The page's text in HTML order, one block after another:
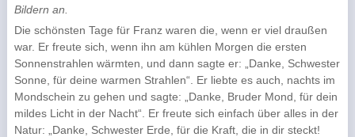
Bildern an.
Die schönsten Tage für Franz waren die, wenn er viel draußen
war. Er freute sich, wenn ihn am kühlen Morgen die ersten
Sonnenstrahlen wärmten, und dann sagte er: „Danke, Schwester
Sonne, für deine warmen Strahlen“. Er liebte es auch, nachts im
Mondschein zu gehen und sagte: „Danke, Bruder Mond, für dein
mildes Licht in der Nacht“. Er freute sich einfach über alles in der
Natur: „Danke, Schwester Erde, für die Kraft, die in dir steckt!